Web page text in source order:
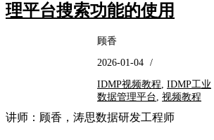
理平台搜索功能的使用
顾香
2026-01-04 /
IDMP视频教程 IDMP工业
数据管理平台 视频教程
讲师：顾香，涛思数据研发工程师